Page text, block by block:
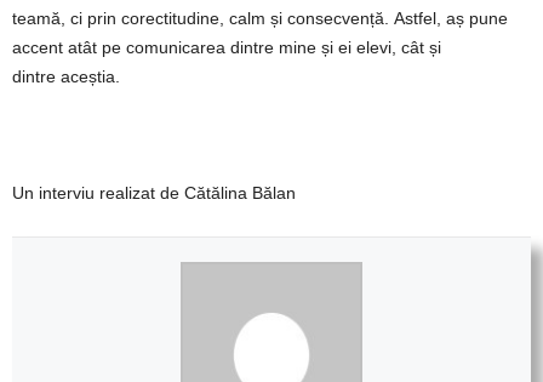
teamă, ci prin corectitudine, calm și consecvență. Astfel, aș pune
accent atât pe comunicarea dintre mine și ei elevi, cât și
dintre aceștia.
Un interviu realizat de Cătălina Bălan